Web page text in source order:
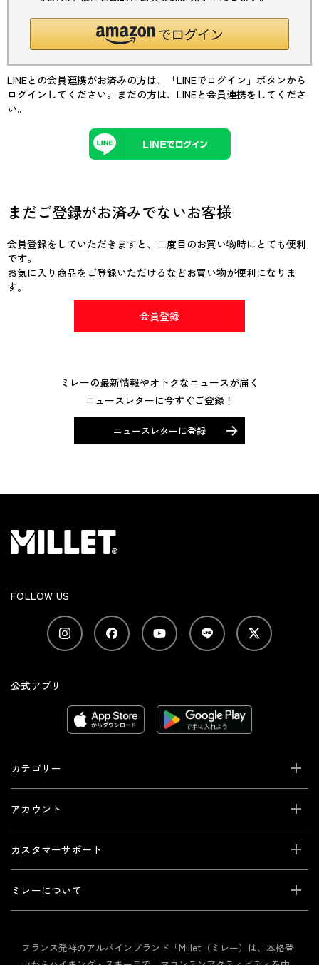
LINEとの会員連携がお済みの方は、「LINEでログイン」ボタンから
ログインしてください。まだの方は、 LINEと会員連携をしてくださ
い。
まだご登録がお済みでないお客様
会員登録をしていただきますと、二度目のお買い物時にとても便利
です。
お気に入り商品をご登録いただけるなどお買い物が便利になりま
す。
会員登録
ミレーの最新情報やオトクなニュースが届く
ニュースレターに今すぐご登録！
ニュースレターに登録
FOLLOW US
公式アプリ
カテゴリー
アカウント
カスタマーサポート
ミレーについて
フランス発祥のアルパインブランド「Millet（ミレー）は、本格登